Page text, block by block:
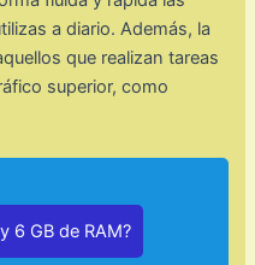
a diario. Además, la
que realizan tareas
superior, como
6 GB de RAM?